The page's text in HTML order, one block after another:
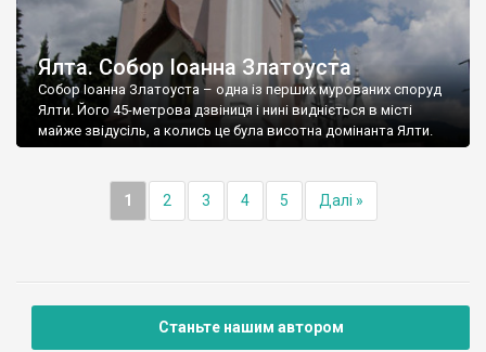
Ялта. Собор Іоанна Златоуста
Собор Іоанна Златоуста – одна із перших мурованих споруд
Ялти. Його 45-метрова дзвіниця і нині видніється в місті
майже звідусіль, а колись це була висотна домінанта Ялти.
1 2 3 4 5 Далі »
Станьте нашим автором